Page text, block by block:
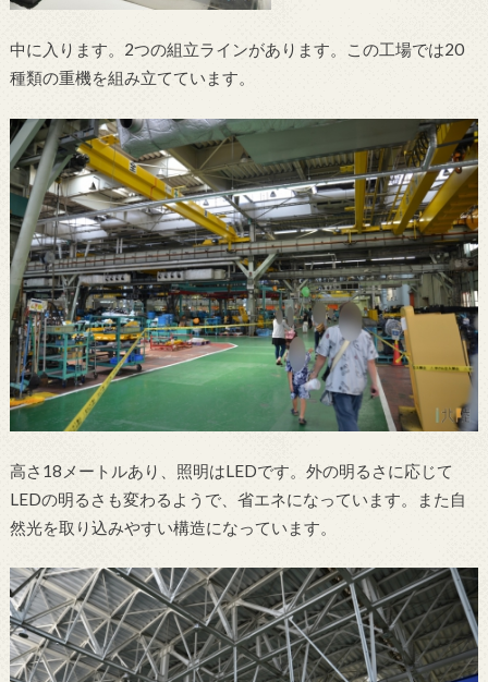
中に入ります。2つの組立ラインがあります。この工場では20
種類の重機を組み立てています。
高さ18メートルあり、照明はLEDです。外の明るさに応じて
LEDの明るさも変わるようで、省エネになっています。また自
然光を取り込みやすい構造になっています。